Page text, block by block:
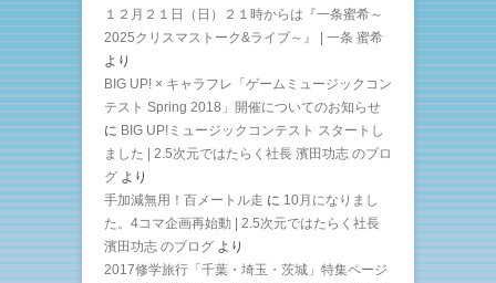
１２月２１日（日）２１時からは『一条蜜希～
2025クリスマストーク&ライブ～』 | 一条 蜜希
より
BIG UP! × キャラフレ「ゲームミュージックコン
テスト Spring 2018」開催についてのお知らせ
に BIG UP!ミュージックコンテスト スタートし
ました | 2.5次元ではたらく社長 濱田功志 のブロ
グ より
手加減無用！百メートル走 に 10月になりまし
た。4コマ企画再始動 | 2.5次元ではたらく社長
濱田功志 のブログ より
2017修学旅行「千葉・埼玉・茨城」特集ページ